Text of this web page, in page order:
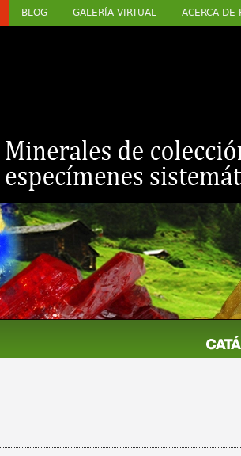
BLOG GALERÍA VIRTUAL ACERCA DE